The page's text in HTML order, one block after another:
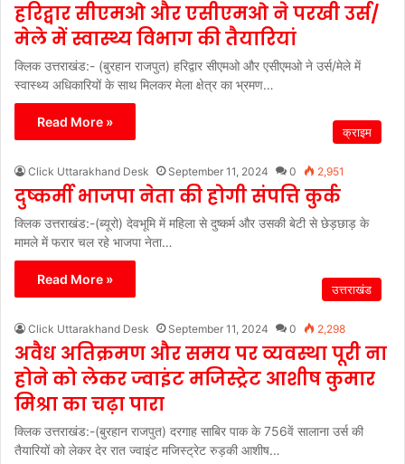
हरिद्वार सीएमओ और एसीएमओ ने परखी उर्स/
मेले में स्वास्थ्य विभाग की तैयारियां
क्लिक उत्तराखंड:- (बुरहान राजपुत) हरिद्वार सीएमओ और एसीएमओ ने उर्स/मेले में
स्वास्थ्य अधिकारियों के साथ मिलकर मेला क्षेत्र का भ्रमण…
Read More »
क्राइम
Click Uttarakhand Desk September 11, 2024 0 2,951
दुष्कर्मी भाजपा नेता की होगी संपत्ति कुर्क
क्लिक उत्तराखंड:-(ब्यूरो) देवभूमि में महिला से दुष्कर्म और उसकी बेटी से छेड़छाड़ के
मामले में फरार चल रहे भाजपा नेता…
Read More »
उत्तराखंड
Click Uttarakhand Desk September 11, 2024 0 2,298
अवैध अतिक्रमण और समय पर व्यवस्था पूरी ना
होने को लेकर ज्वाइंट मजिस्ट्रेट आशीष कुमार
मिश्रा का चढ़ा पारा
क्लिक उत्तराखंड:-(बुरहान राजपुत) दरगाह साबिर पाक के 756वें सालाना उर्स की
तैयारियों को लेकर देर रात ज्वाइंट मजिस्ट्रेट रुड़की आशीष…